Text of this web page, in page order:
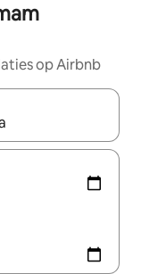
op Airbnb
maak je een keuze